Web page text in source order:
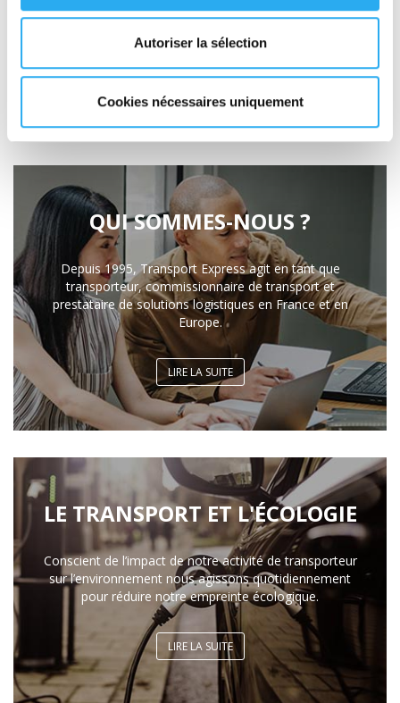
Autoriser la sélection
Cookies nécessaires uniquement
Rappelez-moi
QUI SOMMES-NOUS ?
Depuis 1995, Transport Express agit en tant que
transporteur, commissionnaire de transport et
prestataire de solutions logistiques en France et en
Europe.
LIRE LA SUITE
LE TRANSPORT ET L'ÉCOLOGIE
Conscient de l’impact de notre activité de transporteur
sur l’environnement nous agissons quotidiennement
pour réduire notre empreinte écologique.
LIRE LA SUITE